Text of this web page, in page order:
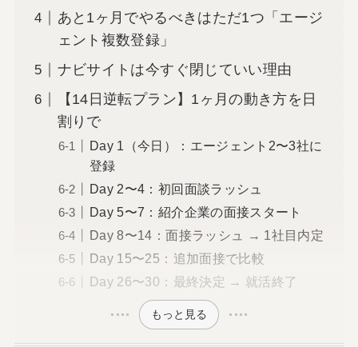
あと1ヶ月でやるべきはただ1つ「エージ
ェント複数登録」
ナビサイトは今すぐ閉じていい理由
【14日逆転プラン】1ヶ月の動き方を日
割りで
Day 1（今日）：エージェント2〜3社に
登録
Day 2〜4：初回面談ラッシュ
Day 5〜7：紹介企業の面接スタート
Day 8〜14：面接ラッシュ → 1社目内定
Day 15〜25：追加面接で比較
Day 26〜30：最終決定 → 就活終了
もっと見る